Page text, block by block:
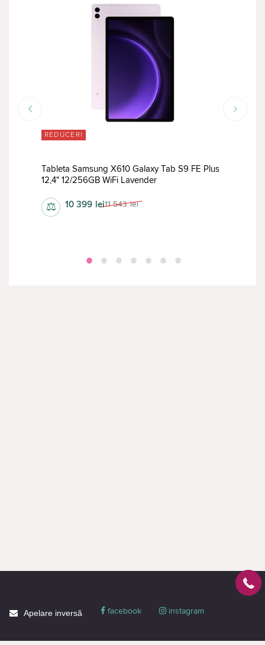
REDUCERI
Tableta Samsung X610 Galaxy Tab S9 FE Plus
12,4" 12/256GB WiFi Lavender
11 543 lei
10 399 lei
⚖
Apelare inversă facebook instagram